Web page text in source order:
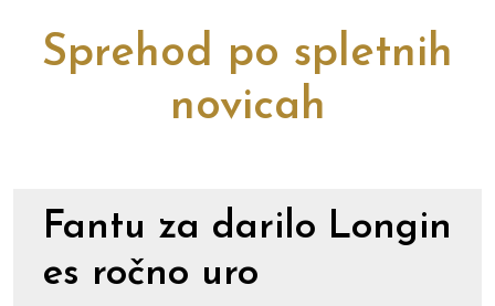
Sprehod po spletnih
novicah
Fantu za darilo Longin
es ročno uro